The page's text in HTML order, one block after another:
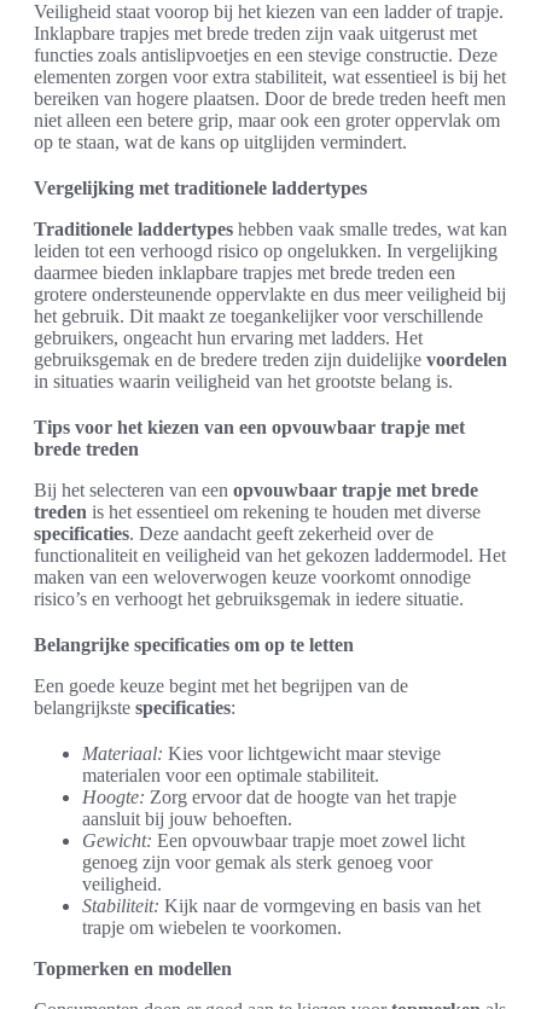
Veiligheid staat voorop bij het kiezen van een ladder of trapje.
Inklapbare trapjes met brede treden zijn vaak uitgerust met
functies zoals antislipvoetjes en een stevige constructie. Deze
elementen zorgen voor extra stabiliteit, wat essentieel is bij het
bereiken van hogere plaatsen. Door de brede treden heeft men
niet alleen een betere grip, maar ook een groter oppervlak om
op te staan, wat de kans op uitglijden vermindert.
Vergelijking met traditionele laddertypes
Traditionele laddertypes hebben vaak smalle tredes, wat kan
leiden tot een verhoogd risico op ongelukken. In vergelijking
daarmee bieden inklapbare trapjes met brede treden een
grotere ondersteunende oppervlakte en dus meer veiligheid bij
het gebruik. Dit maakt ze toegankelijker voor verschillende
gebruikers, ongeacht hun ervaring met ladders. Het
gebruiksgemak en de bredere treden zijn duidelijke voordelen
in situaties waarin veiligheid van het grootste belang is.
Tips voor het kiezen van een opvouwbaar trapje met
brede treden
Bij het selecteren van een opvouwbaar trapje met brede
treden is het essentieel om rekening te houden met diverse
specificaties. Deze aandacht geeft zekerheid over de
functionaliteit en veiligheid van het gekozen laddermodel. Het
maken van een weloverwogen keuze voorkomt onnodige
risico’s en verhoogt het gebruiksgemak in iedere situatie.
Belangrijke specificaties om op te letten
Een goede keuze begint met het begrijpen van de
belangrijkste specificaties:
Materiaal: Kies voor lichtgewicht maar stevige
materialen voor een optimale stabiliteit.
Hoogte: Zorg ervoor dat de hoogte van het trapje
aansluit bij jouw behoeften.
Gewicht: Een opvouwbaar trapje moet zowel licht
genoeg zijn voor gemak als sterk genoeg voor
veiligheid.
Stabiliteit: Kijk naar de vormgeving en basis van het
trapje om wiebelen te voorkomen.
Topmerken en modellen